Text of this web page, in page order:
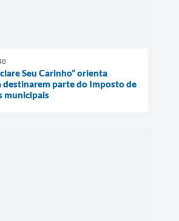
Seu Carinho” orienta
parte do Imposto de
municipais